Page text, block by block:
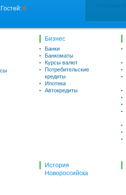
Гостей: 0
Бизнес
Банки
Банкоматы
Курсы валют
Потребительские
кредиты
Ипотека
Автокредиты
История
Новороссийска